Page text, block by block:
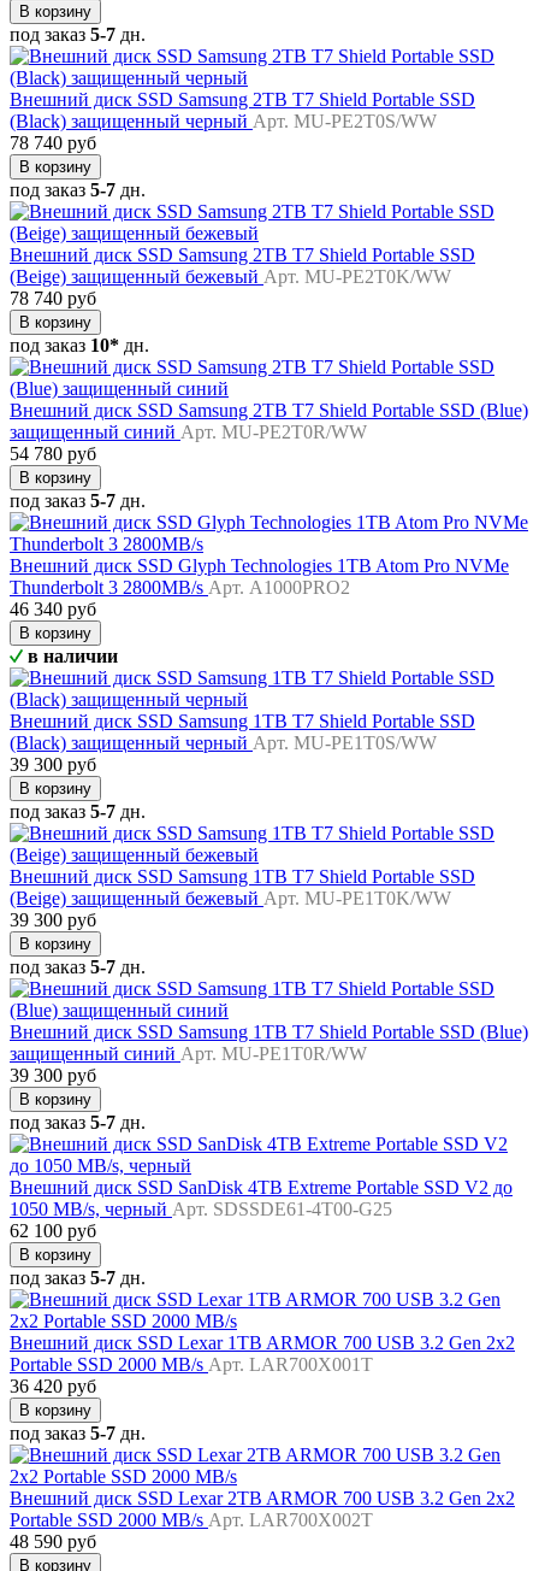
В корзину
под заказ 5-7 дн.
Внешний диск SSD Samsung 2TB T7 Shield Portable SSD
(Black) защищенный черный Арт. MU-PE2T0S/WW
78 740 руб
В корзину
под заказ 5-7 дн.
Внешний диск SSD Samsung 2TB T7 Shield Portable SSD
(Beige) защищенный бежевый Арт. MU-PE2T0K/WW
78 740 руб
В корзину
под заказ 10* дн.
Внешний диск SSD Samsung 2TB T7 Shield Portable SSD (Blue)
защищенный синий Арт. MU-PE2T0R/WW
54 780 руб
В корзину
под заказ 5-7 дн.
Внешний диск SSD Glyph Technologies 1TB Atom Pro NVMe
Thunderbolt 3 2800MB/s Арт. A1000PRO2
46 340 руб
В корзину
в наличии
Внешний диск SSD Samsung 1TB T7 Shield Portable SSD
(Black) защищенный черный Арт. MU-PE1T0S/WW
39 300 руб
В корзину
под заказ 5-7 дн.
Внешний диск SSD Samsung 1TB T7 Shield Portable SSD
(Beige) защищенный бежевый Арт. MU-PE1T0K/WW
39 300 руб
В корзину
под заказ 5-7 дн.
Внешний диск SSD Samsung 1TB T7 Shield Portable SSD (Blue)
защищенный синий Арт. MU-PE1T0R/WW
39 300 руб
В корзину
под заказ 5-7 дн.
Внешний диск SSD SanDisk 4TB Extreme Portable SSD V2 до
1050 MB/s, черный Арт. SDSSDE61-4T00-G25
62 100 руб
В корзину
под заказ 5-7 дн.
Внешний диск SSD Lexar 1TB ARMOR 700 USB 3.2 Gen 2x2
Portable SSD 2000 MB/s Арт. LAR700X001T
36 420 руб
В корзину
под заказ 5-7 дн.
Внешний диск SSD Lexar 2TB ARMOR 700 USB 3.2 Gen 2x2
Portable SSD 2000 MB/s Арт. LAR700X002T
48 590 руб
В корзину